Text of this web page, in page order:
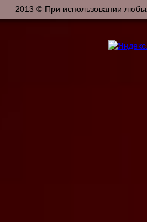
2013 © При использовании